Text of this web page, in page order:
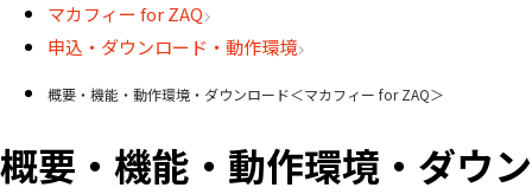
マカフィー for ZAQ
申込・ダウンロード・動作環境
概要・機能・動作環境・ダウンロード＜マカフィー for ZAQ＞
概要・機能・動作環境・ダウ